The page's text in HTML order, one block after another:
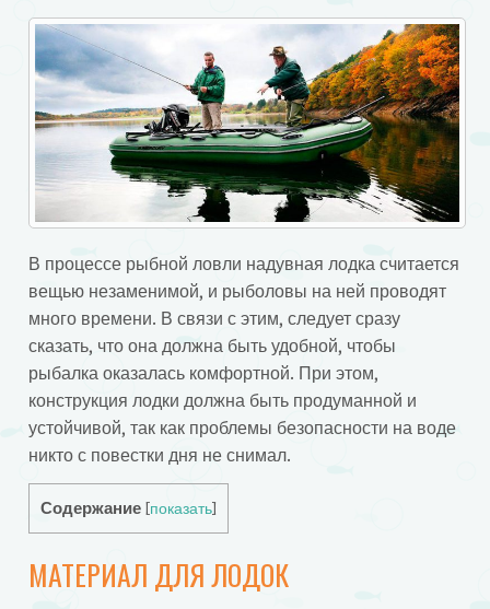
В процессе рыбной ловли надувная лодка считается
вещью незаменимой, и рыболовы на ней проводят
много времени. В связи с этим, следует сразу
сказать, что она должна быть удобной, чтобы
рыбалка оказалась комфортной. При этом,
конструкция лодки должна быть продуманной и
устойчивой, так как проблемы безопасности на воде
никто с повестки дня не снимал.
Содержание [показать]
МАТЕРИАЛ ДЛЯ ЛОДОК